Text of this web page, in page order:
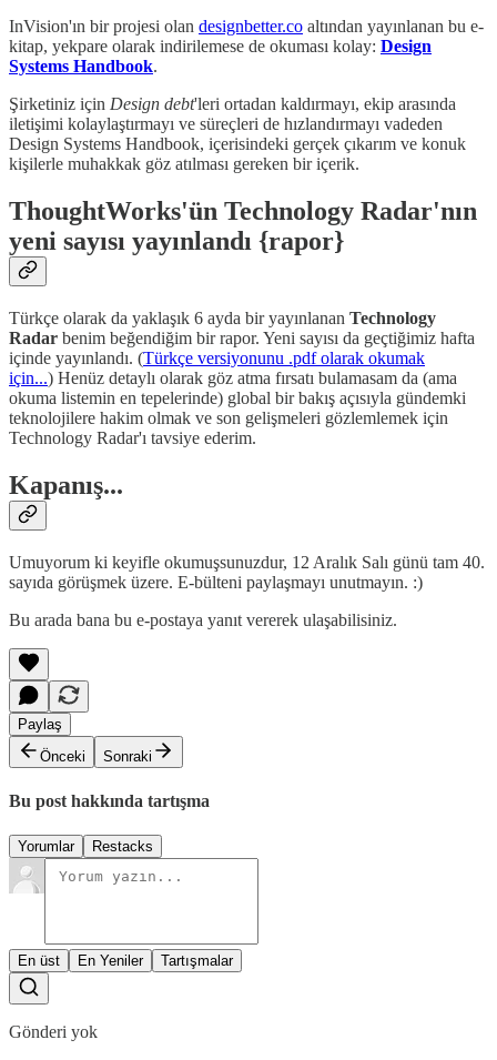
InVision'ın bir projesi olan designbetter.co altından yayınlanan bu e-
kitap, yekpare olarak indirilemese de okuması kolay: Design
Systems Handbook.
Şirketiniz için Design debt'leri ortadan kaldırmayı, ekip arasında
iletişimi kolaylaştırmayı ve süreçleri de hızlandırmayı vadeden
Design Systems Handbook, içerisindeki gerçek çıkarım ve konuk
kişilerle muhakkak göz atılması gereken bir içerik.
ThoughtWorks'ün Technology Radar'nın
yeni sayısı yayınlandı {rapor}
Türkçe olarak da yaklaşık 6 ayda bir yayınlanan Technology
Radar benim beğendiğim bir rapor. Yeni sayısı da geçtiğimiz hafta
içinde yayınlandı. (Türkçe versiyonunu .pdf olarak okumak
için...) Henüz detaylı olarak göz atma fırsatı bulamasam da (ama
okuma listemin en tepelerinde) global bir bakış açısıyla gündemki
teknolojilere hakim olmak ve son gelişmeleri gözlemlemek için
Technology Radar'ı tavsiye ederim.
Kapanış...
Umuyorum ki keyifle okumuşsunuzdur, 12 Aralık Salı günü tam 40.
sayıda görüşmek üzere. E-bülteni paylaşmayı unutmayın. :)
Bu arada bana bu e-postaya yanıt vererek ulaşabilisiniz.
Paylaş
Önceki
Sonraki
Bu post hakkında tartışma
Yorumlar Restacks
En üst En Yeniler Tartışmalar
Gönderi yok